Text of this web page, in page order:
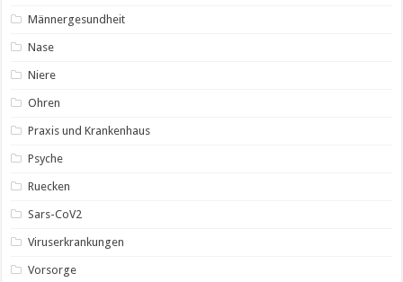
Männergesundheit
Nase
Niere
Ohren
Praxis und Krankenhaus
Psyche
Ruecken
Sars-CoV2
Viruserkrankungen
Vorsorge